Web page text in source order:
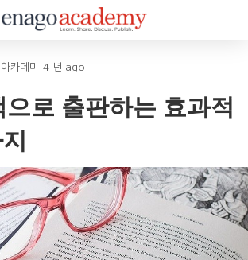
카데미 4 년 ago
으로 출판하는 효과적